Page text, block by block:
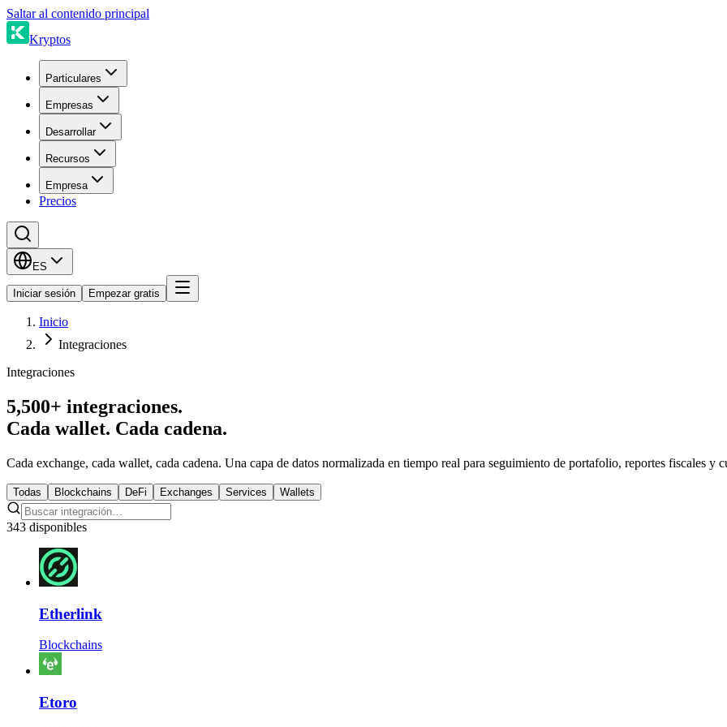
Saltar al contenido principal
Kryptos
Particulares
Empresas
Desarrollar
Recursos
Empresa
Precios
ES
Iniciar sesión Empezar gratis
Inicio
Integraciones
Integraciones
5,500+ integraciones.
Cada wallet. Cada cadena.
Cada exchange, cada wallet, cada cadena. Una capa de datos normalizada en tiempo real para seguimiento de portafolio, reportes fiscales y
Todas Blockchains DeFi Exchanges Services Wallets
343 disponibles
Etherlink
Blockchains
Etoro